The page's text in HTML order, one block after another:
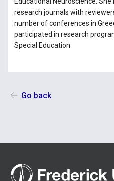
research journals with
number of conferences in
participated in research
Special Education.
Go back